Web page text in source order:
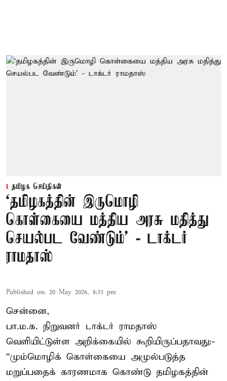
தமிழக செய்திகள்
‘தமிழகத்தின் இருமொழி
கொள்கையை மத்திய அரசு மதித்து
செயல்பட வேண்டும்’ - டாக்டர்
ராமதாஸ்
Published on: 20 May 2026, 8:33 pm
சென்னை,
பா.ம.க. நிறுவனர் டாக்டர் ராமதாஸ்
வெளியிட்டுள்ள அறிக்கையில் கூறியிருப்பதாவது:-
“மும்மொழிக் கொள்கையை அமுல்படுத்த
மறுப்பதைக் காரணமாக கொண்டு தமிழகத்தின்